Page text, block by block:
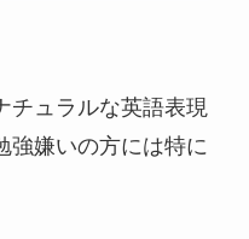
チュラルな英語表現
強嫌いの方には特に